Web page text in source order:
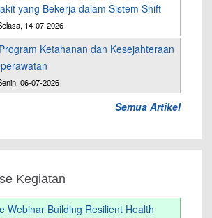
yang Bekerja dalam Sistem Shift
14-07-2026
Ketahanan dan Kesejahteraan
06-07-2026
Semua Artikel
Kegiatan
Webinar Building Resilient Health